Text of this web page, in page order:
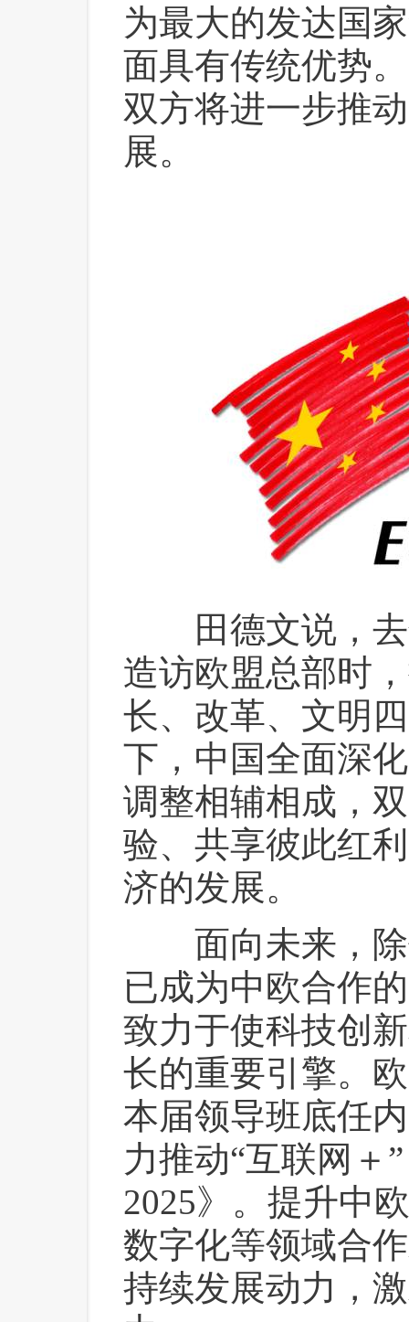
为最大的发达国
面具有传统优势
双方将进一步推
展。
田德文说，去
造访欧盟总部时
长、改革、文明
下，中国全面深
调整相辅相成，
验、共享彼此红
济的发展。
面向未来，除
已成为中欧合作
致力于使科技创
长的重要引擎。
本届领导班底任
力推动“互联网＋
2025》。提升中
数字化等领域合
持续发展动力，